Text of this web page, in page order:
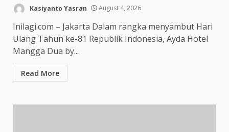
Kasiyanto Yasran August 4, 2026
Inilagi.com – Jakarta Dalam rangka menyambut Hari
Ulang Tahun ke-81 Republik Indonesia, Ayda Hotel
Mangga Dua by...
Read More